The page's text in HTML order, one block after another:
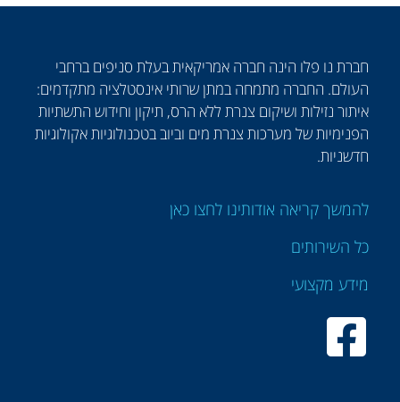
חברת נו פלו הינה חברה אמריקאית בעלת סניפים ברחבי
העולם. החברה מתמחה במתן שרותי אינסטלציה מתקדמים:
איתור נזילות ושיקום צנרת ללא הרס, תיקון וחידוש התשתיות
הפנימיות של מערכות צנרת מים וביוב בטכנולוגיות אקולוגיות
חדשניות.
להמשך קריאה אודותינו לחצו כאן
כל השירותים
מידע מקצועי